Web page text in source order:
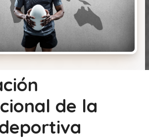
de la